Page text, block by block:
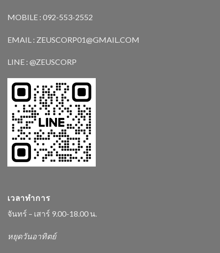
MOBILE : 092-553-2552
EMAIL : ZEUSCORP01@GMAIL.COM
LINE : @ZEUSCORP
เวลาทำการ
จันทร์ – เสาร์ 9.00-18.00 น.
หยุดวันอาทิตย์